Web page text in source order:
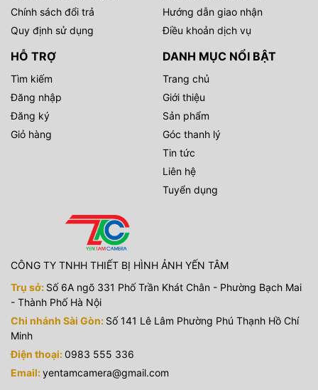
Chính sách đổi trả
Quy định sử dụng
Hướng dẫn giao nhận
Điều khoản dịch vụ
HỖ TRỢ
Tìm kiếm
Đăng nhập
Đăng ký
Giỏ hàng
DANH MỤC NỔI BẬT
Trang chủ
Giới thiệu
Sản phẩm
Góc thanh lý
Tin tức
Liên hệ
Tuyển dụng
CÔNG TY TNHH THIẾT BỊ HÌNH ẢNH YẾN TÂM
Trụ sở: Số 6A ngõ 331 Phố Trần Khát Chân - Phường Bạch Mai
- Thành Phố Hà Nội
Chi nhánh Sài Gòn: Số 141 Lê Lâm Phường Phú Thạnh Hồ Chí
Minh
Điện thoại:0983 555 336
Email:yentamcamera@gmail.com